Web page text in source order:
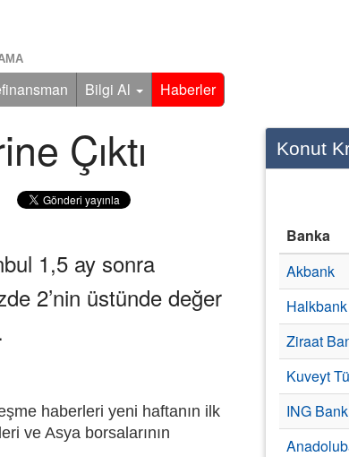
Bilgi Al Haberler
Çıktı
1,5 ay sonra
2’nin üstünde değer
haberleri yeni haftanın ilk
ve Asya borsalarının
Konut
Banka
Akbank
Halkbank
Ziraat
Kuveyt
ING Bank